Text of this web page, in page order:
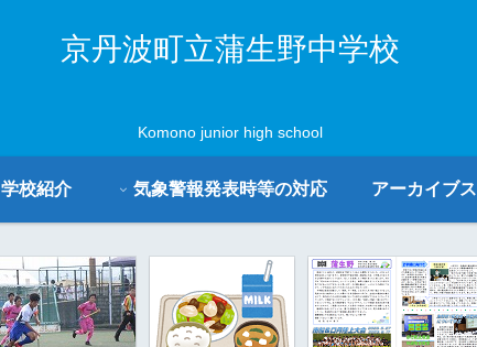
京丹波町立蒲生野中学校
Komono junior high school
学校紹介 気象警報発表時等の対応 アーカイブス